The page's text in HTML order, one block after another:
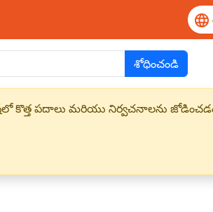
శోధించండి
కొత్త పదాలు మరియు నిర్వచనాలను